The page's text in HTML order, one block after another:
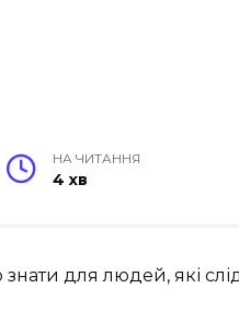
НА ЧИТАННЯ
4 хв
для людей, які